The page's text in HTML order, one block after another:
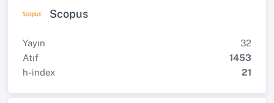
Scopus
Yayın
32
Atıf
1453
h-index
21